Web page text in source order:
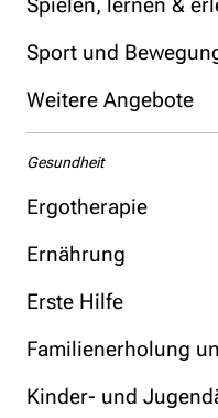
Sport und
Weitere Angebote
Gesundheit
Ergotherapie
Ernährung
Erste Hilfe
Familienerholung
Kinder- und